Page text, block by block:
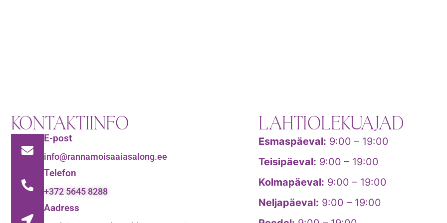
KONTAKTIINFO
E-post
info@rannamoisaaiasalong.ee
Telefon
+372 5645 8288
Aadress
LAHTIOLEKUAJAD
Esmaspäeval: 9:00 – 19:00
Teisipäeval: 9:00 – 19:00
Kolmapäeval: 9:00 – 19:00
Neljapäeval: 9:00 – 19:00